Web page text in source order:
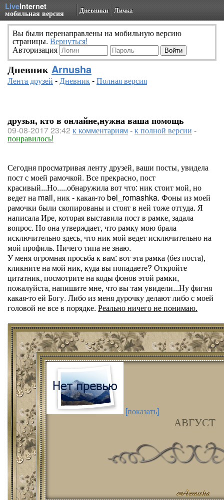
LiveInternet
мобильная версия Дневники Личка
Вы были перенаправлены на мобильную версию
страницы. Вернуться!
Авторизация
Дневник Arnusha
Лента друзей -Дневник-Полная версия
друзья, кто в онлайне,нужна ваша помощь
09-08-2017 23:42 к комментариям-к полной версии -
понравилось!
Сегодня просматривая ленту друзей, ваши посты, увидела
пост с моей рамочкой. Все прекрасно, пост
красивый...Но.....обнаружила вот что: ник стоит мой, но
ведет на mail, ник - какая-то bel_romashka. Фоны из моей
рамочки были скопированы и стоят в ней тоже оттуда. Я
написала Ире, которая выставила пост в рамке, задала
вопрос. Но она утверждает, что рамку мою брала
исключительно здесь, что ник мой ведет исключительно на
мой профиль. Ничего типа не знаю.
У меня огромная просьба к вам: вот эта рамка (без поста),
кликните на мой ник, куда вы попадаете? Откройте
цитатник, посмотрите на коды фонов этой рамки,
пожалуйста, напишите мне, что вы там увидели...Ну фигня
какая-то ей Богу. Либо из меня дурочку делают либо с моей
головой не все в порядке. Реально ничего не понимаю.
[показать]
АВГУСТ